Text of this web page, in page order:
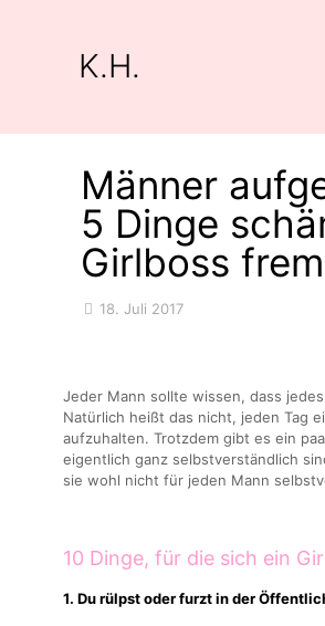
K.H.
Männer
5 Dinge
Girlboss
18. Juli 2017
Jeder Mann sollte wissen, dass
Natürlich heißt das nicht, jeden Tag
aufzuhalten. Trotzdem gibt es ein
eigentlich ganz selbstverständlich
sie wohl nicht für jeden Mann
10 Dinge, für die sich ein
1. Du rülpst oder furzt in der